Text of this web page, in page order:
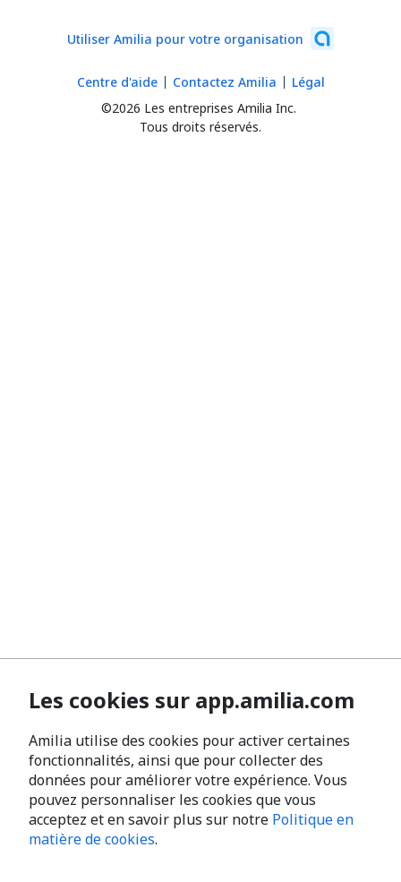
Utiliser Amilia pour votre organisation
©2026 Les entreprises Amilia Inc.
Tous droits réservés.
Centre d'aide Contactez Amilia Légal
Les cookies sur app.amilia.com
Amilia utilise des cookies pour activer certaines
fonctionnalités, ainsi que pour collecter des
données pour améliorer votre expérience. Vous
pouvez personnaliser les cookies que vous
acceptez et en savoir plus sur notre Politique en
matière de cookies.